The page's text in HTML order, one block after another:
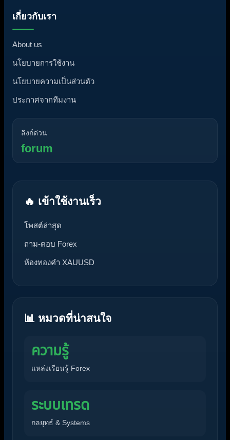
เกี่ยวกับเรา
About us
นโยบายการใช้งาน
นโยบายความเป็นส่วนตัว
ประกาศจากทีมงาน
ลิงก์ด่วน
forum
🔥 เข้าใช้งานเร็ว
โพสต์ล่าสุด
ถาม-ตอบ Forex
ห้องทองคำ XAUUSD
📊 หมวดที่น่าสนใจ
ความรู้
แหล่งเรียนรู้ Forex
ระบบเทรด
กลยุทธ์ & Systems